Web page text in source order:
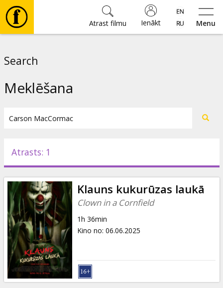
Menu
Ienākt
Atrast filmu
Pasākumi
Ziņas
Dāvanu
kartes
Uzkodas
Search
Meklēšana
Atrasts: 1
Klauns kukurūzas laukā
Clown in a Cornfield
1h 36min
Kino no: 06.06.2025